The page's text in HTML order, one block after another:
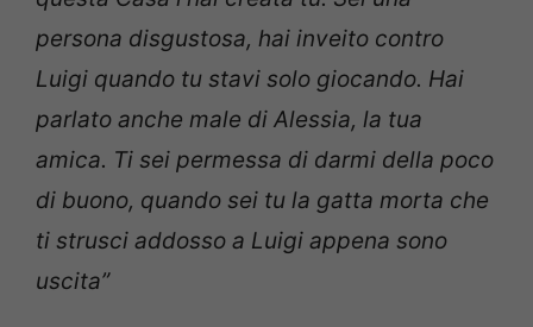
persona disgustosa, hai inveito contro
Luigi quando tu stavi solo giocando. Hai
parlato anche male di Alessia, la tua
amica. Ti sei permessa di darmi della poco
di buono, quando sei tu la gatta morta che
ti strusci addosso a Luigi appena sono
uscita”